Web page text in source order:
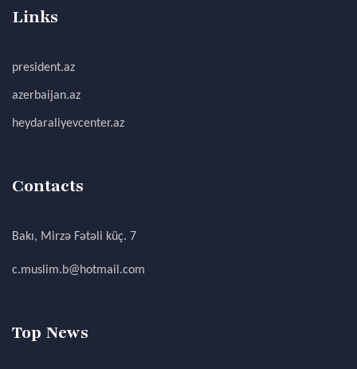
Links
president.az
azerbaijan.az
heydaraliyevcenter.az
Contacts
Bakı, Mirzə Fətəli küç. 7
c.muslim.b@hotmail.com
Top News